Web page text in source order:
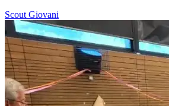
Scout Giovani